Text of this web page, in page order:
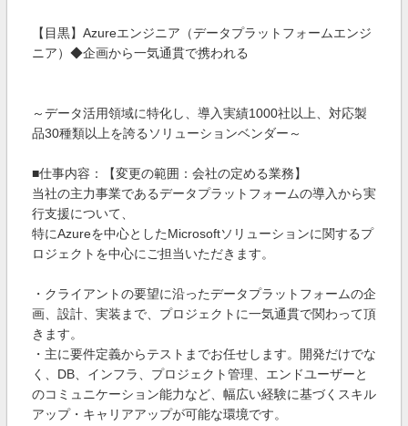
【目黒】Azureエンジニア（データプラットフォームエンジ
ニア）◆企画から一気通貫で携われる
～データ活用領域に特化し、導入実績1000社以上、対応製
品30種類以上を誇るソリューションベンダー～
■仕事内容：【変更の範囲：会社の定める業務】
当社の主力事業であるデータプラットフォームの導入から実
行支援について、
特にAzureを中心としたMicrosoftソリューションに関するプ
ロジェクトを中心にご担当いただきます。
・クライアントの要望に沿ったデータプラットフォームの企
画、設計、実装まで、プロジェクトに一気通貫で関わって頂
きます。
・主に要件定義からテストまでお任せします。開発だけでな
く、DB、インフラ、プロジェクト管理、エンドユーザーと
のコミュニケーション能力など、幅広い経験に基づくスキル
アップ・キャリアアップが可能な環境です。